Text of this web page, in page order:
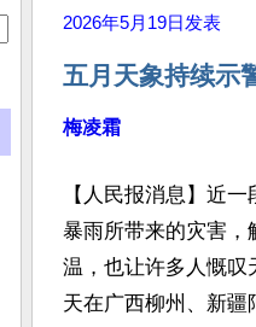
2026年5月19日 发表
五月天象持续示
梅凌霜
【人民报消息】近
暴雨所带来的灾害，
温，也让许多人慨叹
天在广西柳州、新